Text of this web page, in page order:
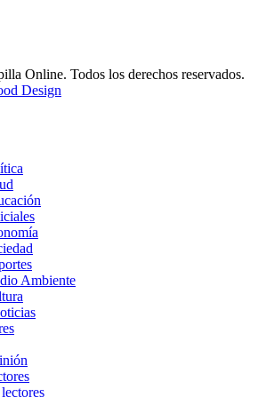
Online. Todos los derechos reservados.
Design
Ambiente